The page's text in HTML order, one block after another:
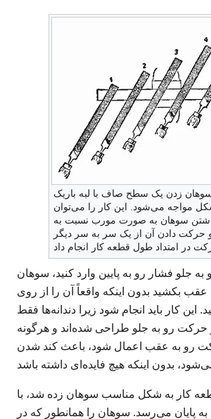
۹ - سوهان زدن یک سطح صاف با لبه باریک
مواجه می‌شود. این کار را می‌توان
سوهان به صورت مورب نسبت به
حرکت دادن آن از یک سر به سر دیگر
جلو فشار رو به پایین وارد کنید، سوهان
عقب بکشید بدون اینکه واقعاً آن را از روی
این کار باید انجام شود زیرا دندانه‌ها فقط
رو به جلو طراحی شده‌اند و هرگونه
رو به عقب اعمال شود، باعث کند شدن
کار به شکل مناسب سوهان زده شد، با
پایان می‌رسد. سوهان را همانطور که در